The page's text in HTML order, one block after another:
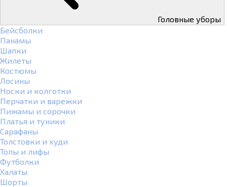
Головные уборы
Бейсболки
Панамы
Шапки
Жилеты
Костюмы
Лосины
Носки и колготки
Перчатки и варежки
Пижамы и сорочки
Платья и туники
Сарафаны
Толстовки и худи
Топы и лифы
Футболки
Халаты
Шорты